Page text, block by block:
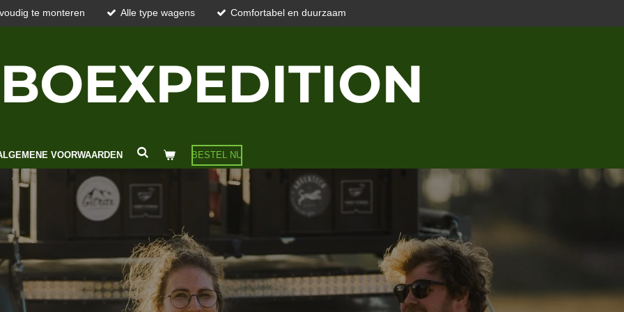
te monteren Alle type wagens Comfortabel en duurzaam
BOEXPEDITION
VOORWAARDEN BESTEL NU